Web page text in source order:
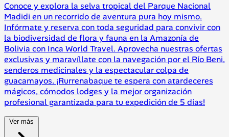
Conoce y explora la selva tropical del Parque Nacional
Madidi en un recorrido de aventura pura hoy mismo.
Infórmate y reserva con toda seguridad para convivir con
la biodiversidad de flora y fauna en la Amazonía de
Bolivia con Inca World Travel. Aprovecha nuestras ofertas
exclusivas y maravíllate con la navegación por el Río Beni,
senderos medicinales y la espectacular colpa de
guacamayos. ¡Rurrenabaque te espera con atardeceres
mágicos, cómodos lodges y la mejor organización
profesional garantizada para tu expedición de 5 días!
Ver más